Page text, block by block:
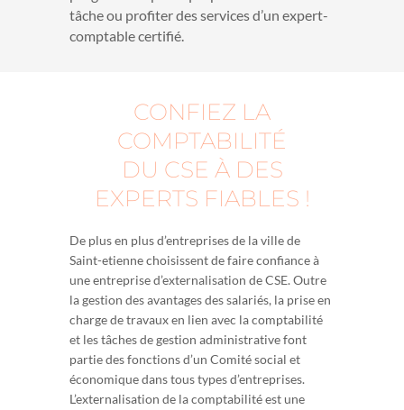
tâche ou profiter des services d’un expert-
comptable certifié.
CONFIEZ LA
COMPTABILITÉ
DU CSE À DES
EXPERTS FIABLES !
De plus en plus d’entreprises de la ville de
Saint-etienne choisissent de faire confiance à
une entreprise d’externalisation de CSE. Outre
la gestion des avantages des salariés, la prise en
charge de travaux en lien avec la comptabilité
et les tâches de gestion administrative font
partie des fonctions d’un Comité social et
économique dans tous types d’entreprises.
L’externalisation de la comptabilité est une